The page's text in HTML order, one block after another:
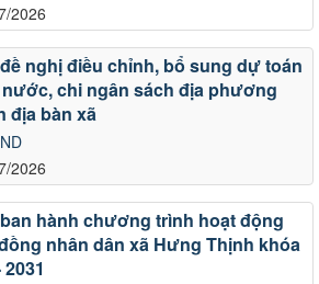
2026
2026
nghị điều chỉnh, bổ sung dự toán
chi ngân sách địa phương
địa bàn xã
hành chương trình hoạt động
nhân dân xã Hưng Thịnh khóa